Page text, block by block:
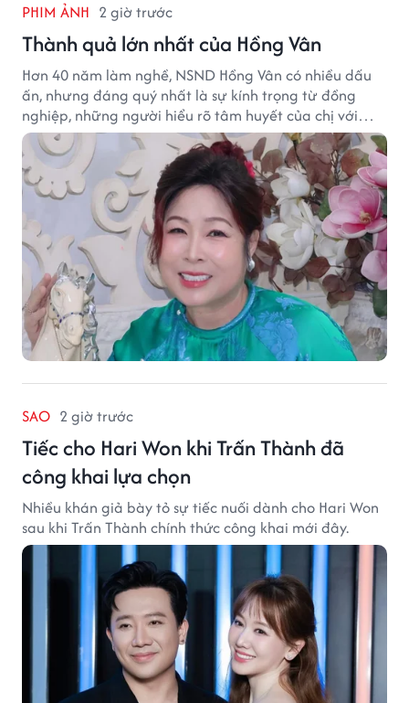
PHIM ẢNH 2 giờ trước
Thành quả lớn nhất của Hồng Vân
Hơn 40 năm làm nghề, NSND Hồng Vân có nhiều dấu
ấn, nhưng đáng quý nhất là sự kính trọng từ đồng
nghiệp, những người hiểu rõ tâm huyết của chị với
nghệ thuật.
SAO 2 giờ trước
Tiếc cho Hari Won khi Trấn Thành đã
công khai lựa chọn
Nhiều khán giả bày tỏ sự tiếc nuối dành cho Hari Won
sau khi Trấn Thành chính thức công khai mới đây.